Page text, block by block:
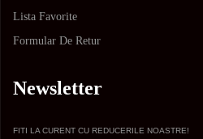
Lista Favorite
Formular De Retur
Newsletter
FITI LA CURENT CU REDUCERILE NOASTRE!